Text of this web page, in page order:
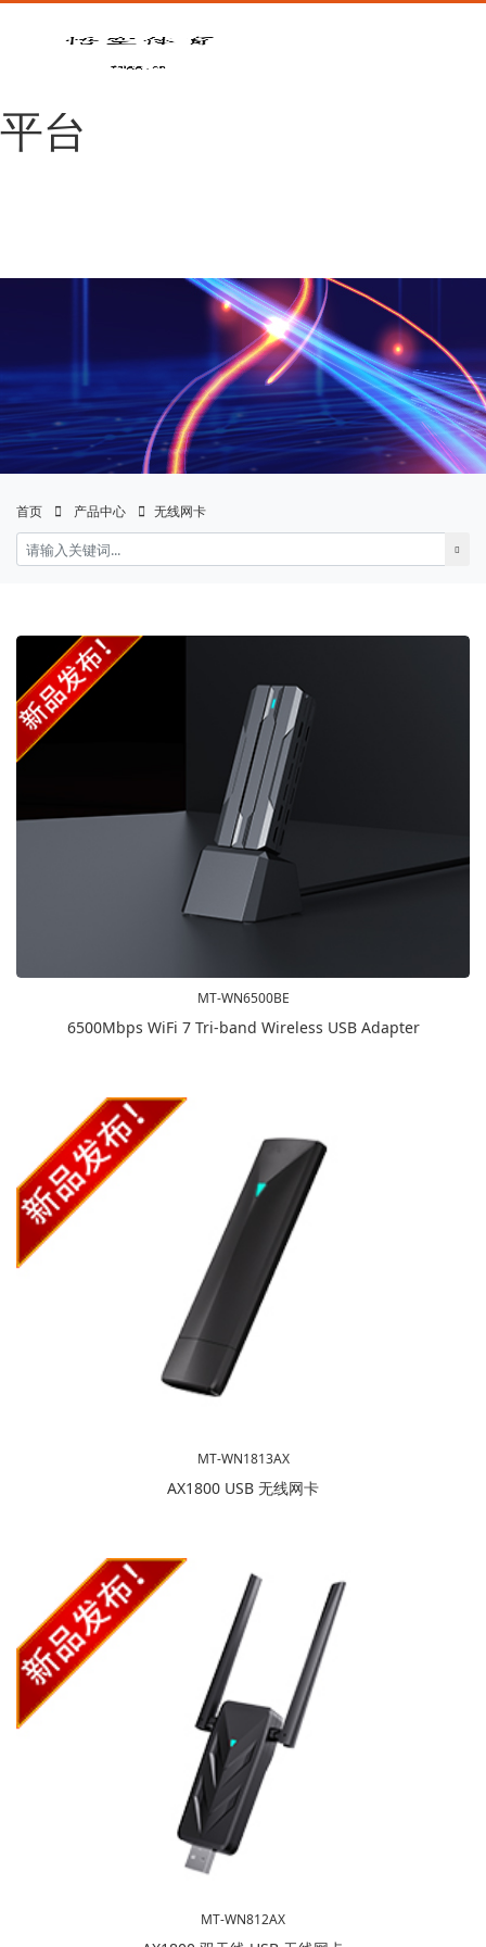
悟空体育官网 |
WUKONG SPORTS-官方
平台
首页 产品中心 无线网卡
MT-WN6500BE
6500Mbps WiFi 7 Tri-band Wireless USB Adapter
MT-WN1813AX
AX1800 USB 无线网卡
MT-WN812AX